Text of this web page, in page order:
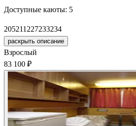
Доступные каюты: 5
205211 227233234
раскрыть описание
Взрослый
83 100 ₽